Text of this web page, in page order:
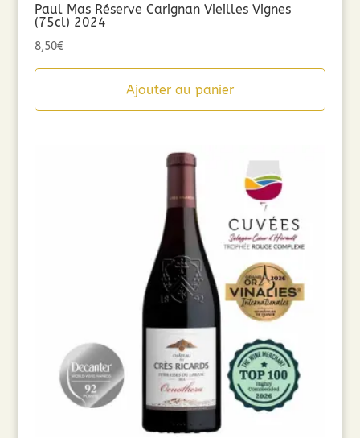
Paul Mas Réserve Carignan Vieilles Vignes
(75cl) 2024
8,50€
Ajouter au panier